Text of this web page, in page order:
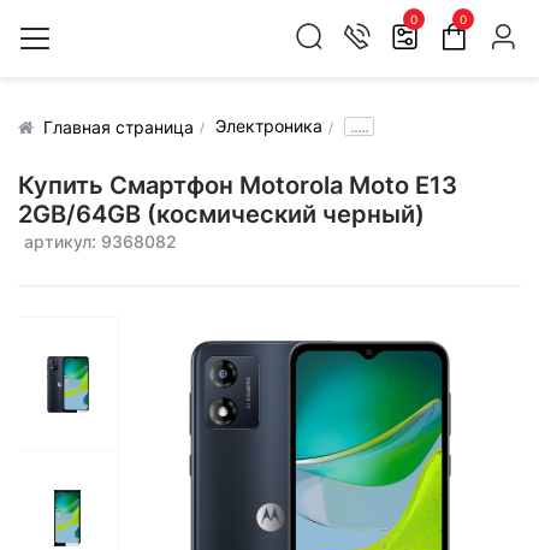
0 0
Главная страница Электроника .....
Купить Смартфон Motorola Moto E13
2GB/64GB (космический черный)
артикул: 9368082